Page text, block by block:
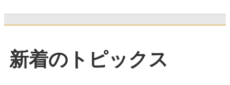
新着のトピックス